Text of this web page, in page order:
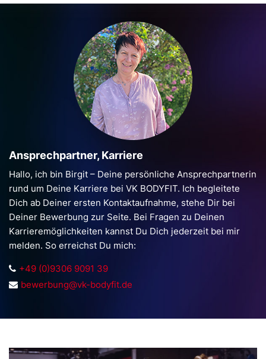
Ansprech­partner, Karriere
Hallo, ich bin Birgit – Deine persönliche Ansprech­partnerin
rund um Deine Karriere bei VK BODYFIT. Ich begleitete
Dich ab Deiner ersten Kontaktaufnahme, stehe Dir bei
Deiner Bewerbung zur Seite. Bei Fragen zu Deinen
Karrieremöglichkeiten kannst Du Dich jederzeit bei mir
melden. So erreichst Du mich:
+49 (0)9306 9091 39
bewerbung@vk-bodyfit.de